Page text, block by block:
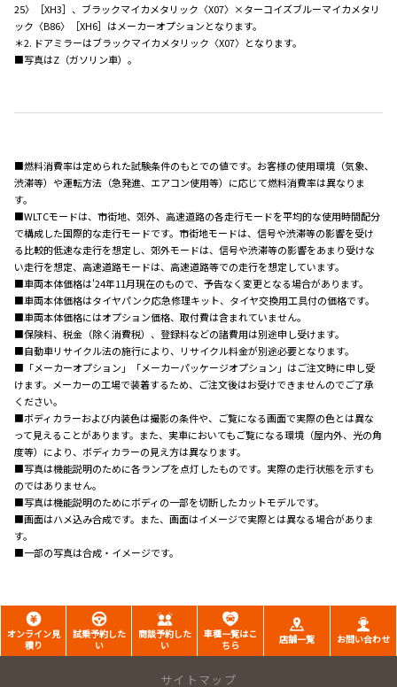
25〉［XH3］、ブラックマイカメタリック〈X07〉×ターコイズブルーマイカメタリ
ック〈B86〉［XH6］はメーカーオプションとなります。
＊2. ドアミラーはブラックマイカメタリック〈X07〉となります。
■写真はZ（ガソリン車）。
■燃料消費率は定められた試験条件のもとでの値です。お客様の使用環境（気象、
渋滞等）や運転方法（急発進、エアコン使用等）に応じて燃料消費率は異なりま
す。
■WLTCモードは、市街地、郊外、高速道路の各走行モードを平均的な使用時間配分
で構成した国際的な走行モードです。市街地モードは、信号や渋滞等の影響を受け
る比較的低速な走行を想定し、郊外モードは、信号や渋滞等の影響をあまり受けな
い走行を想定、高速道路モードは、高速道路等での走行を想定しています。
■車両本体価格は'24年11月現在のもので、予告なく変更となる場合があります。
■車両本体価格はタイヤパンク応急修理キット、タイヤ交換用工具付の価格です。
■車両本体価格にはオプション価格、取付費は含まれていません。
■保険料、税金（除く消費税）、登録料などの諸費用は別途申し受けます。
■自動車リサイクル法の施行により、リサイクル料金が別途必要となります。
■「メーカーオプション」「メーカーパッケージオプション」はご注文時に申し受
けます。メーカーの工場で装着するため、ご注文後はお受けできませんのでご了承
ください。
■ボディカラーおよび内装色は撮影の条件や、ご覧になる画面で実際の色とは異な
って見えることがあります。また、実車においてもご覧になる環境（屋内外、光の角
度等）により、ボディカラーの見え方は異なります。
■写真は機能説明のために各ランプを点灯したものです。実際の走行状態を示すも
のではありません。
■写真は機能説明のためにボディの一部を切断したカットモデルです。
■画面はハメ込み合成です。また、画面はイメージで実際とは異なる場合がありま
す。
■一部の写真は合成・イメージです。
オンライン見
積り
試乗予約した
い
商談予約した
い
車種一覧はこ
ちら
店舗一覧 お問い合わせ
サイトマップ